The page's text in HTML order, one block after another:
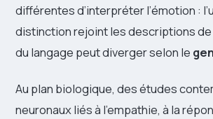
différentes d’interpréter l’émotion :
distinction rejoint les descriptions de
du langage peut diverger selon le
Au plan biologique, des études
neuronaux liés à l’empathie, à la